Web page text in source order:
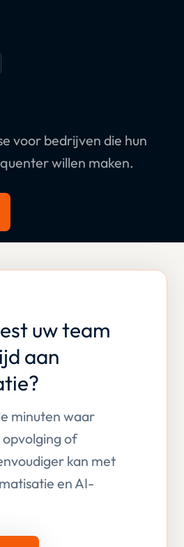
voor bedrijven die hun
willen maken.
uw team
aan
minuten waar
of
kan met
en AI-